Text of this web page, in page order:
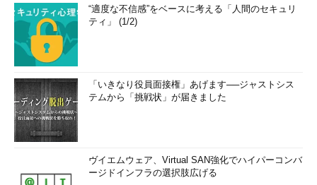
“適度な不信感”をベースに考える「人間のセキュリ
ティ」 (1/2)
「いきなり役員面接権」あげます──ジャストシス
テムから「挑戦状」が届きました
ヴイエムウェア、Virtual SAN強化でハイパーコンバ
ージドインフラの選択肢広げる